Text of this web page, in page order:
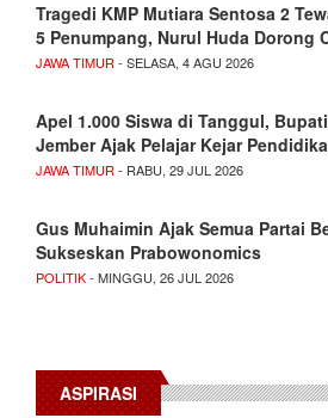
Tragedi KMP Mutiara Sentosa 2
5 Penumpang, Nurul Huda Dorong
JAWA TIMUR - SELASA, 4 AGU 2026
Apel 1.000 Siswa di Tanggul, Bupati
Jember Ajak Pelajar Kejar
JAWA TIMUR - RABU, 29 JUL 2026
Gus Muhaimin Ajak Semua Partai
Sukseskan Prabowonomics
POLITIK- MINGGU, 26 JUL 2026
ASPIRASI